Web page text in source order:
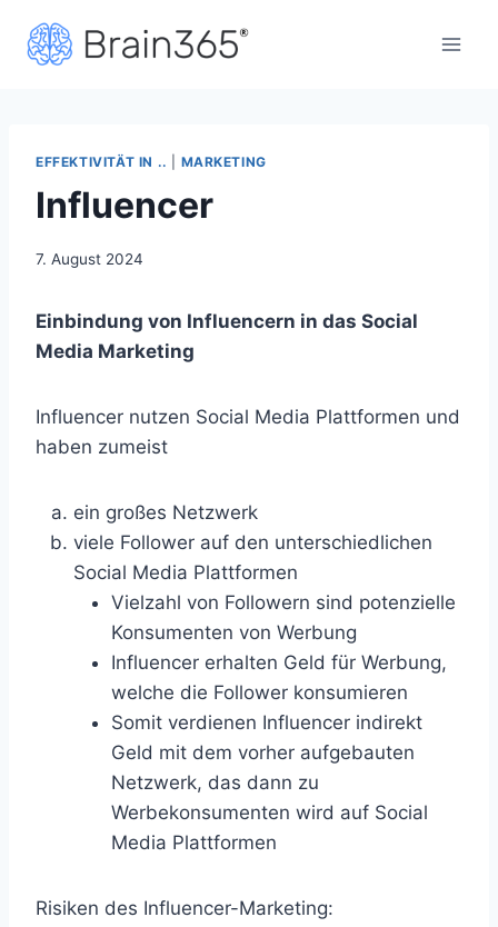
Inhalt
EFFEKTIVITÄT IN .. MARKETING
Influencer
7. August 2024
Einbindung von Influencern in das Social
Media Marketing
Influencer nutzen Social Media Plattformen und
haben zumeist
ein großes Netzwerk
viele Follower auf den unterschiedlichen
Social Media Plattformen
Vielzahl von Followern sind potenzielle
Konsumenten von Werbung
Influencer erhalten Geld für Werbung,
welche die Follower konsumieren
Somit verdienen Influencer indirekt
Geld mit dem vorher aufgebauten
Netzwerk, das dann zu
Werbekonsumenten wird auf Social
Media Plattformen
Risiken des Influencer-Marketing: